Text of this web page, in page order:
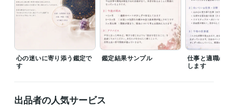
語学力
英語 日常会話レベル
心の迷いに寄り添う鑑定で
す
鑑定結果サンプル
仕事と適職の
します
出品者の人気サービス